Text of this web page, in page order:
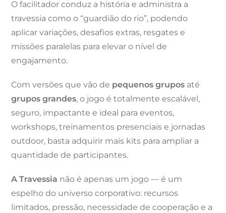
O facilitador conduz a história e administra a
travessia como o “guardião do rio”, podendo
aplicar variações, desafios extras, resgates e
missões paralelas para elevar o nível de
engajamento.
Com versões que vão de pequenos grupos até
grupos grandes, o jogo é totalmente escalável,
seguro, impactante e ideal para eventos,
workshops, treinamentos presenciais e jornadas
outdoor, basta adquirir mais kits para ampliar a
quantidade de participantes.
A Travessia não é apenas um jogo — é um
espelho do universo corporativo: recursos
limitados, pressão, necessidade de cooperação e a